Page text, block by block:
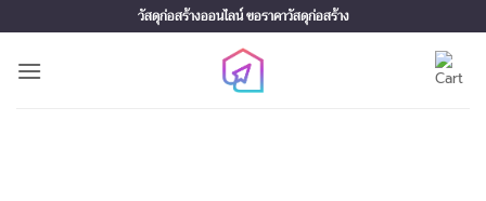
to
content
วัสดุก่อสร้างออนไลน์ ขอราคาวัสดุก่อสร้าง